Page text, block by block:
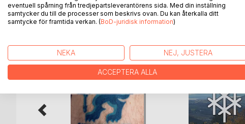
ANDRA TITLAR HOSBoD
eventuell spårning från tredjepartsleverantörens sida. Med din inställning
samtycker du till de processer som beskrivs ovan. Du kan återkalla ditt
samtycke för framtida verkan. (BoD-juridisk information)
NEKA NEJ, JUSTERA
ACCEPTERA ALLA